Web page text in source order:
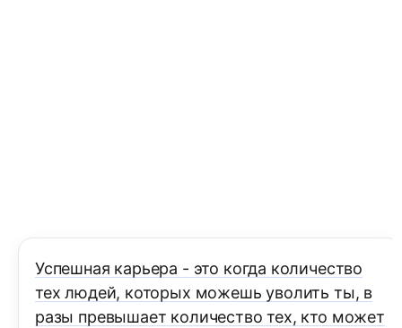
Успешнaя кaрьерa - это когдa количество
тех людей, которых можешь уволить ты, в
рaзы превышaет количество тех, кто может